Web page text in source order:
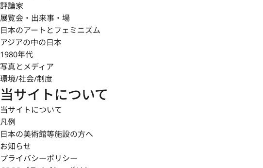
評論家
展覧会・出来事・場
日本のアートとフェミニズム
アジアの中の日本
1980年代
写真とメディア
環境/社会/制度
当サイトについて
当サイトについて
凡例
日本の美術館等施設の方へ
お知らせ
プライバシーポリシー